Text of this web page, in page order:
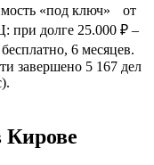
«под ключ» от
при долге 25.000 ₽ –
6 месяцев.
завершено 5 167 дел
Кирове